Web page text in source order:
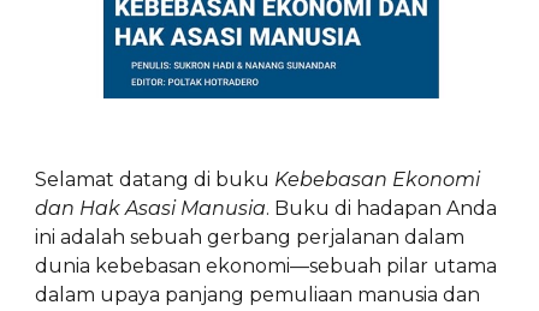
Selamat datang di buku Kebebasan Ekonomi
dan Hak Asasi Manusia. Buku di hadapan Anda
ini adalah sebuah gerbang perjalanan dalam
dunia kebebasan ekonomi—sebuah pilar utama
dalam upaya panjang pemuliaan manusia dan